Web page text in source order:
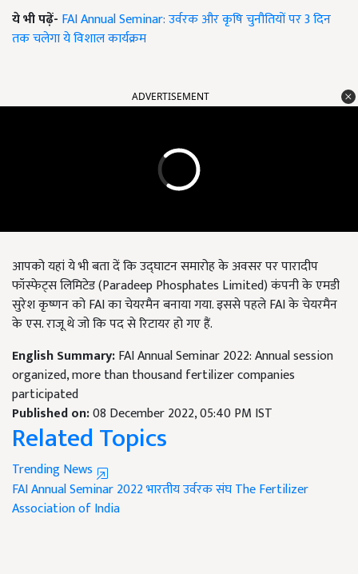
ये भी पढ़ें- FAI Annual Seminar: उर्वरक और कृषि चुनौतियों पर 3 दिन
तक चलेगा ये विशाल कार्यक्रम
ADVERTISEMENT
आपको यहां ये भी बता दें कि उद्घाटन समारोह के अवसर पर पारादीप
फॉस्फेट्स लिमिटेड (Paradeep Phosphates Limited) कंपनी के एमडी
सुरेश कृष्णन को FAI का चेयरमैन बनाया गया. इससे पहले FAI के चेयरमैन
के एस. राजू थे जो कि पद से रिटायर हो गए हैं.
English Summary:FAI Annual Seminar 2022: Annual session
organized, more than thousand fertilizer companies
participated
Published on:08 December 2022, 05:40 PM IST
Related Topics
Trending News
FAI Annual Seminar 2022भारतीय उर्वरक संघThe Fertilizer
Association of India